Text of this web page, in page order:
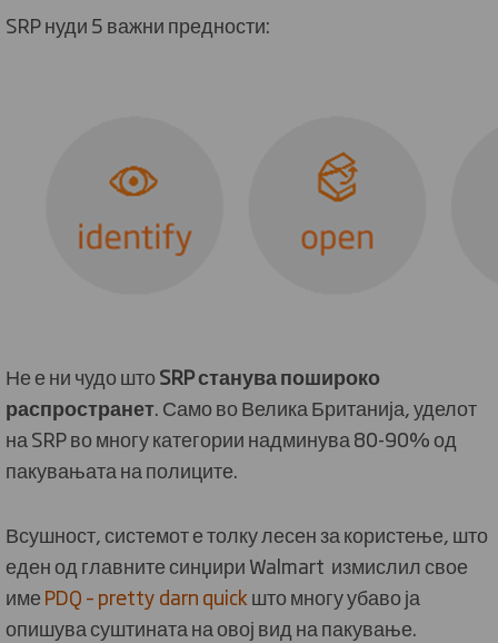
SRP нуди 5 важни предности:
Не е ни чудо штоSRPстанува пошироко
распространет. Само во Велика Британија, уделот
на SRP во многу категории надминува 80-90% од
пакувањата на полиците.
Всушност, системот е толку лесен за користење, што
еден од главните синџири Walmart измислил свое
имеPDQ – pretty darn quickшто многу убаво ја
опишува суштината на овој вид на пакување.